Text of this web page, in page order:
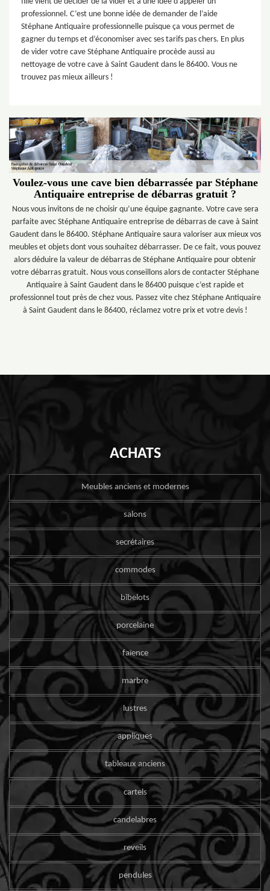
professionnel. C’est une bonne idée de demander de l’aide
Stéphane Antiquaire professionnelle puisque ça vous permet de
gagner du temps et d’économiser avec ses tarifs pas chers. En plus
de vider votre cave Stéphane Antiquaire procède aussi au
nettoyage de votre cave à Saint Gaudent dans le 86400. Vous ne
trouvez pas mieux ailleurs !
Voulez-vous une cave bien débarrassée par Stéphane
Antiquaire entreprise de débarras gratuit ?
Nous vous invitons de ne choisir qu’une équipe gagnante. Votre cave sera
parfaite avec Stéphane Antiquaire entreprise de débarras de cave à Saint
Gaudent dans le 86400. Stéphane Antiquaire saura valoriser aux mieux vos
meubles et objets dont vous souhaitez débarrasser. De ce fait, vous pouvez
alors déduire la valeur de débarras de Stéphane Antiquaire pour obtenir
votre débarras gratuit. Nous vous conseillons alors de contacter Stéphane
Antiquaire à Saint Gaudent dans le 86400 puisque c’est rapide et
professionnel tout près de chez vous. Passez vite chez Stéphane Antiquaire
à Saint Gaudent dans le 86400, réclamez votre prix et votre devis !
ACHATS
Meubles anciens et modernes
salons
secrétaires
commodes
bibelots
porcelaine
faïence
marbre
lustres
appliques
tableaux anciens
cartels
candelabres
reveils
pendules